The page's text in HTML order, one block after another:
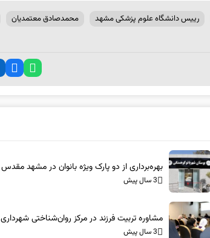
رییس دانشگاه علوم پزشکی مشهد محمدصادق معتمدیان
بهره‌برداری از دو پارک ویژه بانوان در مشهد مقدس
3 سال پیش
مشاوره تربیت فرزند در مرکز روان‌شناختی شهرداری
3 سال پیش